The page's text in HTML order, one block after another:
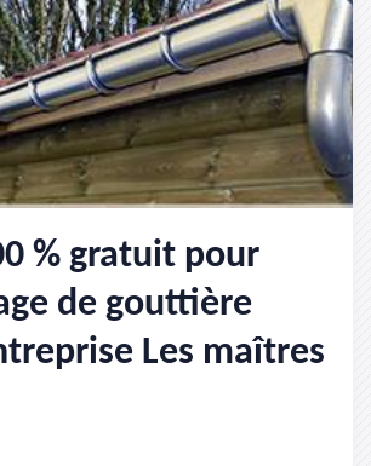
% gratuit pour
de gouttière
Les maîtres